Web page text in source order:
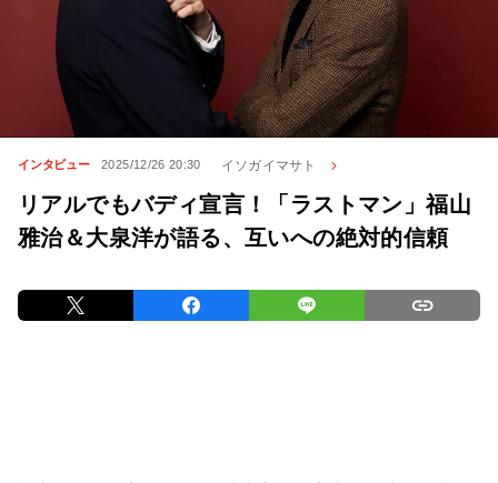
インタビュー 2025/12/26 20:30 イソガイマサト
リアルでもバディ宣言！「ラストマン」福山
雅治＆大泉洋が語る、互いへの絶対的信頼